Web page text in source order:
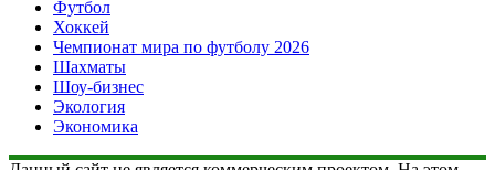
Футбол
Хоккей
Чемпионат мира по футболу 2026
Шахматы
Шоу-бизнес
Экология
Экономика